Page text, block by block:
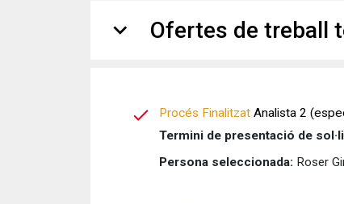
expand_more Ofertes de treball
Procés Finalitzat Analista 2
Termini de presentació de
Persona seleccionada: Roser